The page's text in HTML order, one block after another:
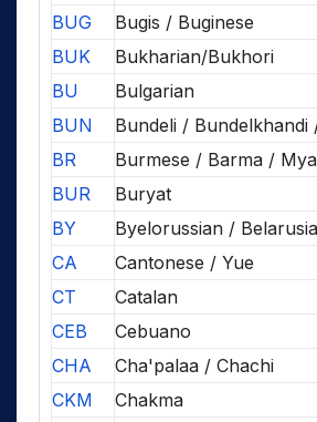
BUG
Bugis / Buginese
BUK
Bukharian/Bukhori
BU
Bulgarian
BUN
Bundeli / Bundelkhandi
BR
Burmese / Barma /
BUR
Buryat
BY
Byelorussian /
CA
Cantonese / Yue
CT
Catalan
CEB
Cebuano
CHA
Cha'palaa / Chachi
CKM
Chakma